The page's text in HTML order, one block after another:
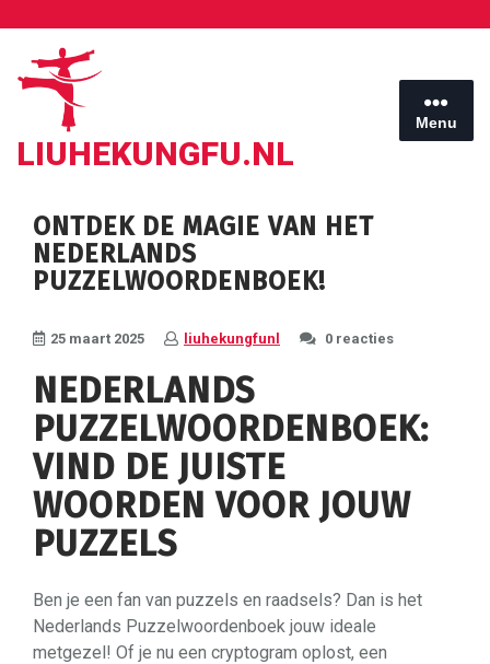
inhoud
LIUHEKUNGFU.NL
Menu
ONTDEK DE MAGIE VAN HET
NEDERLANDS
PUZZELWOORDENBOEK!
25 maart 2025 liuhekungfunl 0 reacties
NEDERLANDS
PUZZELWOORDENBOEK:
VIND DE JUISTE
WOORDEN VOOR JOUW
PUZZELS
Ben je een fan van puzzels en raadsels? Dan is het
Nederlands Puzzelwoordenboek jouw ideale
metgezel! Of je nu een cryptogram oplost, een